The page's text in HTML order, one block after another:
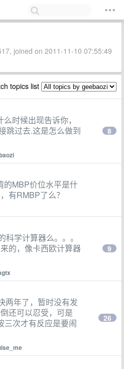
joined on 2011-11-10 07:55:49
topics list
时候出现告诉你，
跳过去.这是怎么做到
8
的MBP价位水平是什
有RMBP了么？
学计算器么。。。
的，像卡西欧计算器
9
两年了，暂时没有发
还可以忍受，可是
三次才有反应是要闹
26